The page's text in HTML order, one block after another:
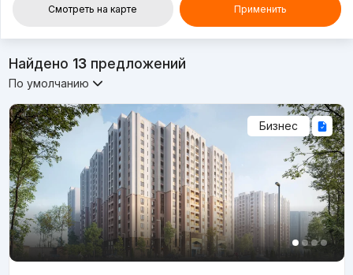
Смотреть на карте Применить
Найдено 13предложений
По умолчанию
Бизнес